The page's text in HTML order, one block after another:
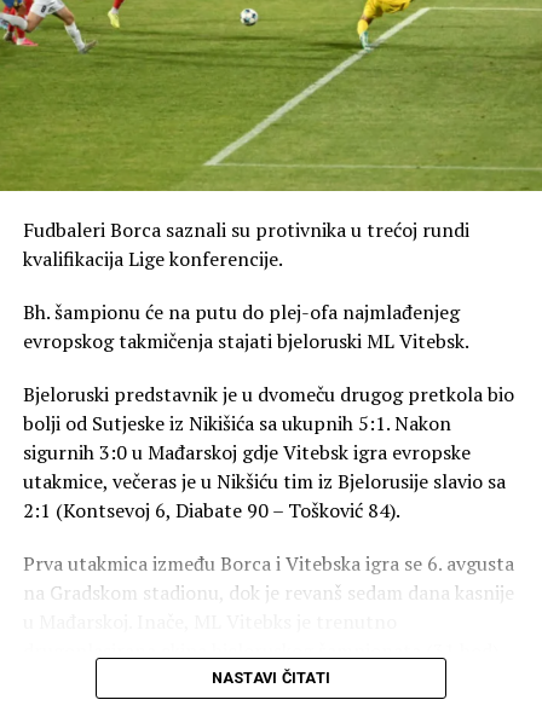
Denveru, na njima je da li će da mi ponude ili neće”, rekao
je Jokić.
Šta se dešava u Denveru?
Odluka Jokića da ne potpiše ugovor sada je stavila i
dodatni pritisak na čelnike kluba. Prosto, želi da im stavi
do znanja da moraju da budu aktivniji i da naprave
dovoljno dobar tim koji može da se bori za titulu u NBA
ligi.
Produžili su ugovor sa Spenserom Džounsom (dvije
godine, 12 miliona dolara) i sada se čeka konačna odluka
oko Pejtona Votsona. On navodno traži najmanje 23
miliona dolara po sezoni, dok je ponuda Nagetsa između
16 i 18 miliona. Razlika nije mala, drugi timovi su
zainteresovani i čekaju šansu. Ako se dogovore sa njim,
jasno je da bi zbog poreza na luksuz morali da trejduju
nekog od nosilaca igre – Džamala Mareja, Erona Gordona
ili Kema Džonsona… piše Mondo.
Fudbaleri Borca saznali su protivnika u trećoj rundi
kvalifikacija Lige konferencije.
Bh. šampionu će na putu do plej-ofa najmlađenjeg
evropskog takmičenja stajati bjeloruski ML Vitebsk.
Bjeloruski predstavnik je u dvomeču drugog pretkola bio
bolji od Sutjeske iz Nikišića sa ukupnih 5:1. Nakon
sigurnih 3:0 u Mađarskoj gdje Vitebsk igra evropske
utakmice, večeras je u Nikšiću tim iz Bjelorusije slavio sa
2:1 (Kontsevoj 6, Diabate 90 – Tošković 84).
Prva utakmica između Borca i Vitebska igra se 6. avgusta
na Gradskom stadionu, dok je revanš sedam dana kasnije
nalazi se odmah iza vodećeg Dinamo iz Minska (33).
NASTAVI ČITATI